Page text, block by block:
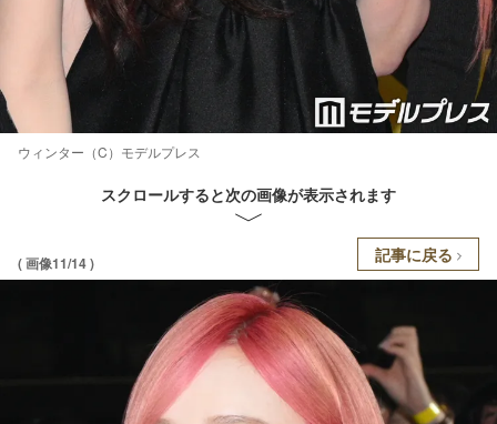
ウィンター（C）モデルプレス
スクロールすると次の画像が表示されます
( 画像11/14 ) 記事に戻る